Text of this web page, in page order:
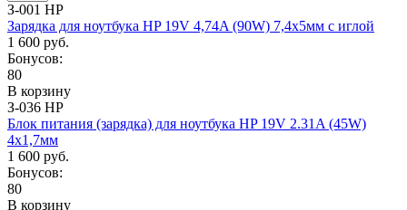
З-001 HP
Зарядка для ноутбука HP 19V 4,74A (90W) 7,4x5мм с иглой
1 600 руб.
Бонусов:
80
В корзину
З-036 HP
Блок питания (зарядка) для ноутбука HP 19V 2.31A (45W)
4x1,7мм
1 600 руб.
Бонусов:
80
В корзину